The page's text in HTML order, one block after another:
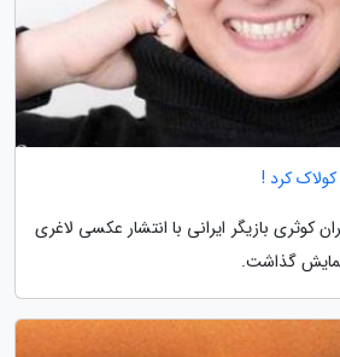
کرد !
کوثری بازیگر ایرانی با انتشار عکسی لاغری
گذاشت.